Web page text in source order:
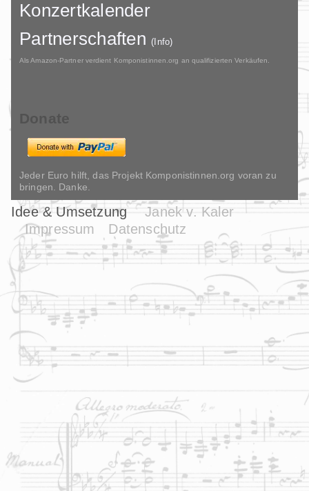
Konzertkalender
Partnerschaften(Info)
Als Amazon-Partner verdient Komponistinnen.org an qualifizierten Verkäufen.
Donate
Jeder Euro hilft, das Projekt Komponistinnen.org voran zu
bringen. Danke.
Idee & Umsetzung
Janek v. Kaler
Impressum
Datenschutz